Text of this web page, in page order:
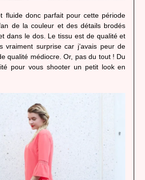
fluide donc parfait pour cette période
de la couleur et des détails brodés
dans le dos. Le tissu est de qualité et
vraiment surprise car j’avais peur de
qualité médiocre. Or, pas du tout ! Du
pour vous shooter un petit look en